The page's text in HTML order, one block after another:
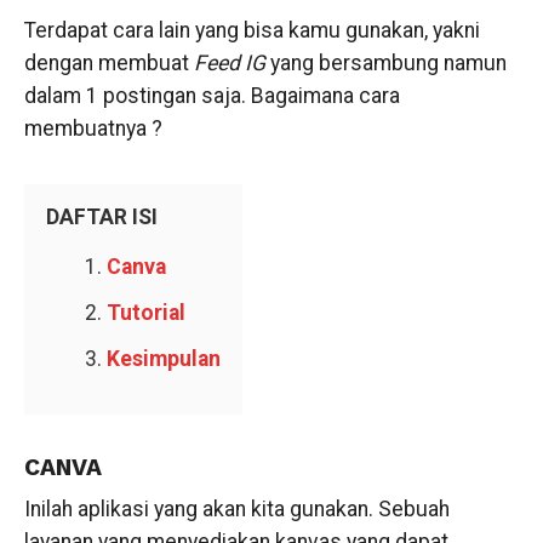
Terdapat cara lain yang bisa kamu gunakan, yakni
dengan membuat Feed IGyang bersambung namun
dalam 1 postingan saja. Bagaimana cara
membuatnya ?
DAFTAR ISI
Canva
Tutorial
Kesimpulan
CANVA
Inilah aplikasi yang akan kita gunakan. Sebuah